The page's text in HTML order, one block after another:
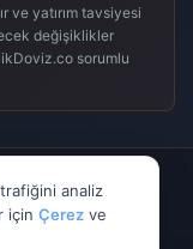
ve yatırım tavsiyesi
değişiklikler
sorumlu
saklıdır.
analiz
için Çerez ve